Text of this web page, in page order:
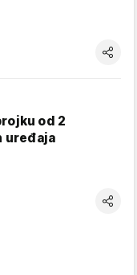
od 2
uređaja